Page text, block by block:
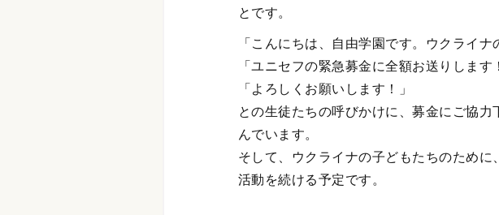
とです。
「こんにちは、自由学園です。ウクライ
「ユニセフの緊急募金に全額お送りします
「よろしくお願いします！」
との生徒たちの呼びかけに、募金にご協
んでいます。
そして、ウクライナの子どもたちのため
活動を続ける予定です。